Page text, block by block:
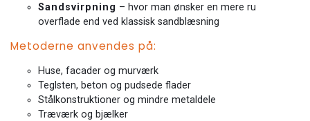
Sandsvirpning – hvor man ønsker en mere ru
overflade end ved klassisk sandblæsning
Metoderne anvendes på:
Huse, facader og murværk
Teglsten, beton og pudsede flader
Stålkonstruktioner og mindre metaldele
Træværk og bjælker